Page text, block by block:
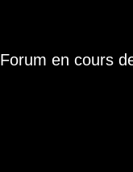
Forum en cours